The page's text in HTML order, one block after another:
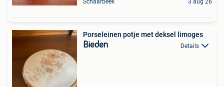
Schaarbeek 3 aug 26
Porseleinen potje met deksel limoges
Bieden Details